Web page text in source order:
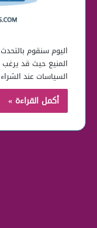
اليوم سنقوم
المنيع حيث قد
السياسات عند
أكمل القراءة »